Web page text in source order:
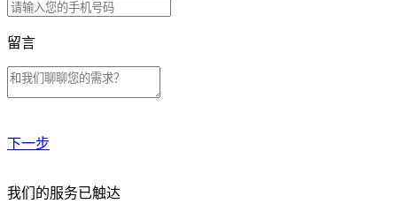
留言
下一步
贵公司预算范围是？
我们的服务已触达